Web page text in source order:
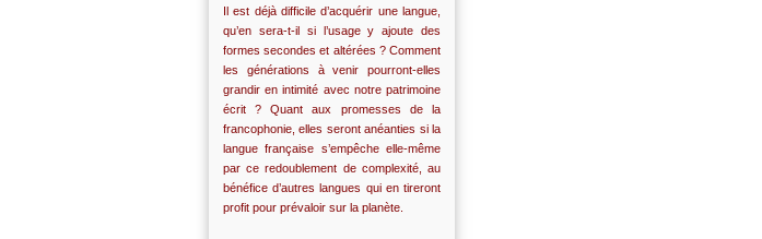
Il est déjà difficile d’acquérir une langue,
qu’en sera-t-il si l’usage y ajoute des
formes secondes et altérées ? Comment
les générations à venir pourront-elles
grandir en intimité avec notre patrimoine
écrit ? Quant aux promesses de la
francophonie, elles seront anéanties si la
langue française s’empêche elle-même
par ce redoublement de complexité, au
bénéfice d’autres langues qui en tireront
profit pour prévaloir sur la planète.